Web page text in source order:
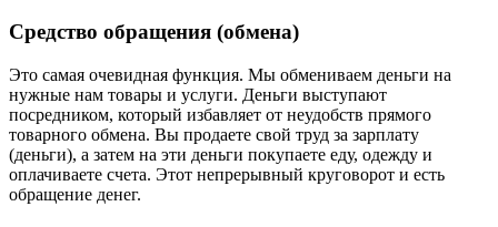
Средство обращения (обмена)
Это самая очевидная функция. Мы обмениваем деньги на
нужные нам товары и услуги. Деньги выступают
посредником, который избавляет от неудобств прямого
товарного обмена. Вы продаете свой труд за зарплату
(деньги), а затем на эти деньги покупаете еду, одежду и
оплачиваете счета. Этот непрерывный круговорот и есть
обращение денег.